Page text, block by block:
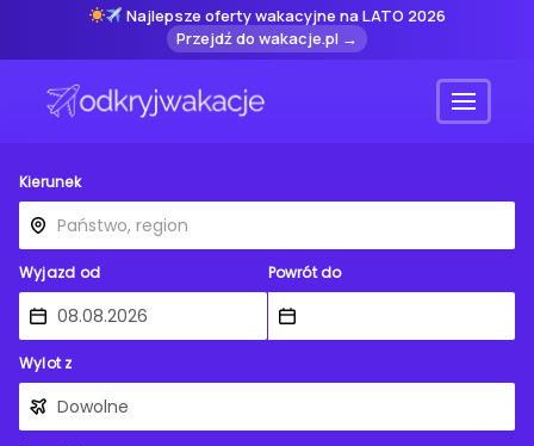
Najlepsze oferty wakacyjne na LATO 2026
Przejdź do wakacje.pl →
Menu
Kierunek
Wyjazd od Powrót do
Wylot z